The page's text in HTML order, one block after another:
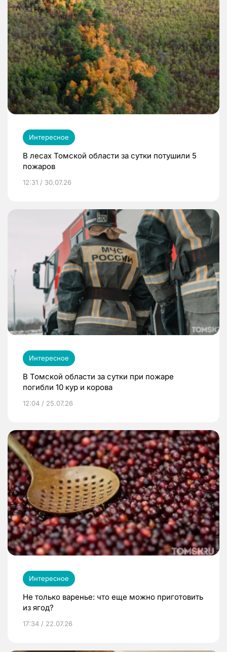
Интересное
В лесах Томской области за сутки потушили 5
пожаров
12:31 / 30.07.26
Интересное
В Томской области за сутки при пожаре
погибли 10 кур и корова
12:04 / 25.07.26
Интересное
Не только варенье: что еще можно приготовить
из ягод?
17:34 / 22.07.26